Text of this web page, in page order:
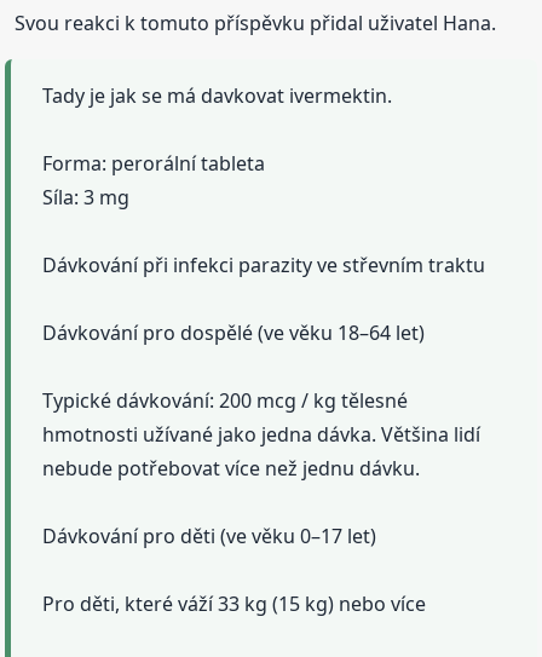
Svou reakci k tomuto příspěvku přidal uživatel Hana.
Tady je jak se má davkovat ivermektin.
Forma: perorální tableta
Síla: 3 mg
Dávkování při infekci parazity ve střevním traktu
Dávkování pro dospělé (ve věku 18–64 let)
Typické dávkování: 200 mcg / kg tělesné
hmotnosti užívané jako jedna dávka. Většina lidí
nebude potřebovat více než jednu dávku.
Dávkování pro děti (ve věku 0–17 let)
Pro děti, které váží 33 kg (15 kg) nebo více